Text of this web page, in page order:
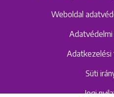
Weboldal
Süti
Jogi